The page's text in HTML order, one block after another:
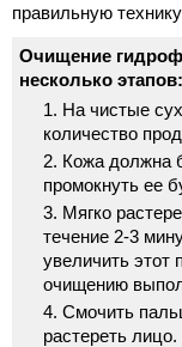
правильную
Очищение
несколько этапов:
На чистые
количество
Кожа должна
промокнуть ее
Мягко
течение 2-3
увеличить этот
очищению
Смочить
растереть